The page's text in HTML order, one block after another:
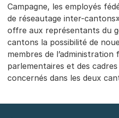
Campagne, les employés
de réseautage inter-
offre aux représentants du
cantons la possibilité de
membres de l’administration
parlementaires et des
concernés dans les deux